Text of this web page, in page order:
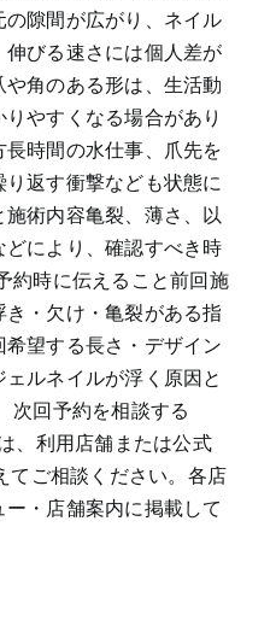
隙間が広がり、ネイル
びる速さには個人差が
角のある形は、生活動
やすくなる場合があり
時間の水仕事、爪先を
返す衝撃なども状態に
術内容亀裂、薄さ、以
により、確認すべき時
約時に伝えること前回施
・欠け・亀裂がある指
望する長さ・デザイン
ルネイルが浮く原因と
次回予約を相談する
、利用店舗または公式
てご相談ください。各店
・店舗案内に掲載して